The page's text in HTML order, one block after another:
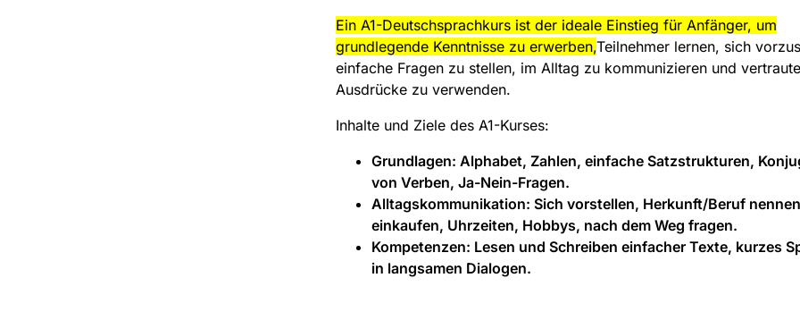
Ein A1-Deutschsprachkurs ist der ideale Einstieg für Anfänger, um
grundlegende Kenntnisse zu erwerben,Teilnehmer lernen, sich
einfache Fragen zu stellen, im Alltag zu kommunizieren und vertraute
Ausdrücke zu verwenden.
Inhalte und Ziele des A1-Kurses:
Grundlagen: Alphabet, Zahlen, einfache Satzstrukturen,
von Verben, Ja-Nein-Fragen.
Alltagskommunikation: Sich vorstellen, Herkunft/Beruf
einkaufen, Uhrzeiten, Hobbys, nach dem Weg fragen.
Kompetenzen: Lesen und Schreiben einfacher Texte, kurzes
in langsamen Dialogen.